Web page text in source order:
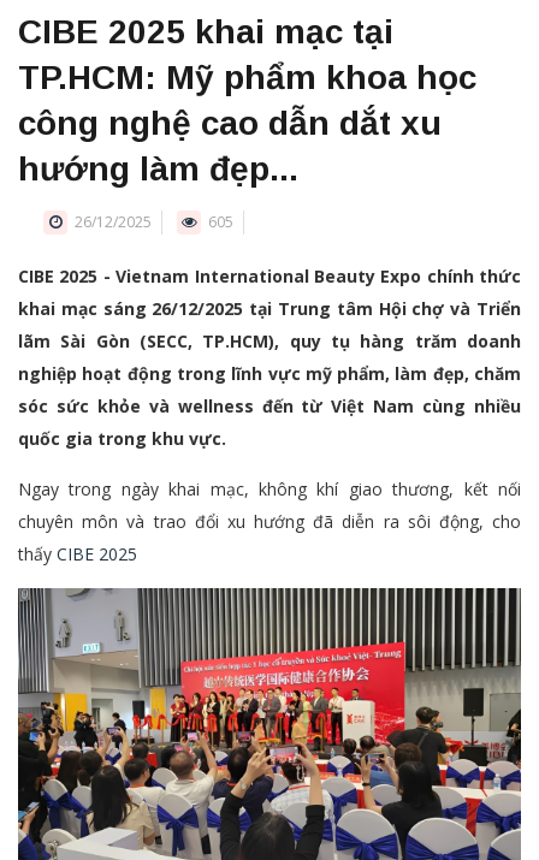
CIBE 2025 khai mạc tại
TP.HCM: Mỹ phẩm khoa học
công nghệ cao dẫn dắt xu
hướng làm đẹp...
26/12/2025 605
CIBE 2025 - Vietnam International Beauty Expo chính thức
khai mạc sáng 26/12/2025 tại Trung tâm Hội chợ và Triển
lãm Sài Gòn (SECC, TP.HCM), quy tụ hàng trăm doanh
nghiệp hoạt động trong lĩnh vực mỹ phẩm, làm đẹp, chăm
sóc sức khỏe và wellness đến từ Việt Nam cùng nhiều
quốc gia trong khu vực.
Ngay trong ngày khai mạc, không khí giao thương, kết nối
chuyên môn và trao đổi xu hướng đã diễn ra sôi động, cho
thấy CIBE 2025